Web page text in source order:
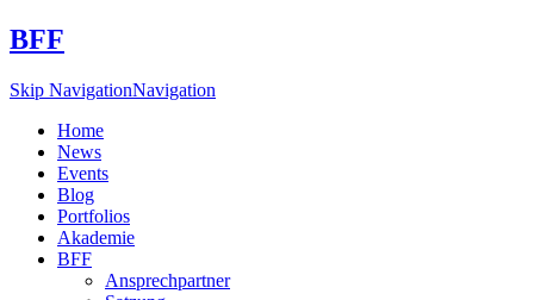
BFF
Skip NavigationNavigation
Home
News
Events
Blog
Portfolios
Akademie
BFF
Ansprechpartner